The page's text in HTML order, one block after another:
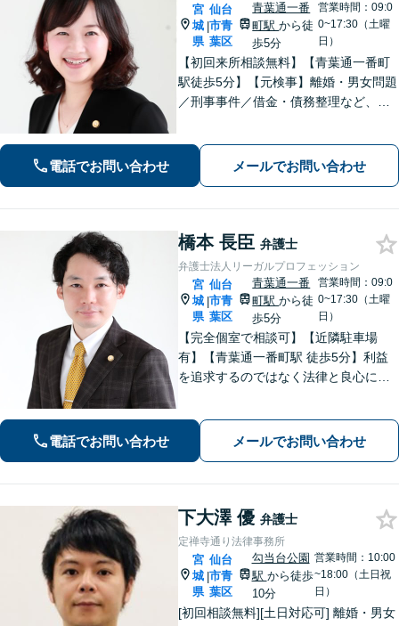
宮
城
県
|
仙台
市青
葉区
青葉通一番
町駅から徒
歩5分
営業時間：09:0
0~17:30（土曜
日）
【初回来所相談無料】【青葉通一番町
駅徒歩5分】【元検事】離婚・男女問題
／刑事事件／借金・債務整理など、あ
い、最善の解決策へと導くことを最も
重視しています。お困りの方はご相談
電話でお問い合わせ メールでお問い合わせ
橋本 長臣 弁護士
弁護士法人リーガルプロフェッション
宮
城
県
|
仙台
市青
葉区
青葉通一番
町駅から徒
歩5分
営業時間：09:0
0~17:30（土曜
日）
【完全個室で相談可】【近隣駐車場
有】【青葉通一番町駅 徒歩5分】利益
を追求するのではなく法律と良心に従
にお聞きしご要望に沿った解決をする
ように心がけています。お気軽にご相
電話でお問い合わせ メールでお問い合わせ
下大澤 優 弁護士
定禅寺通り法律事務所
宮
城
県
|
仙台
市青
葉区
勾当台公園
駅 から徒歩
10分
営業時間：10:00
~18:00（土日祝
日）
[初回相談無料][土日対応可] 離婚・男女